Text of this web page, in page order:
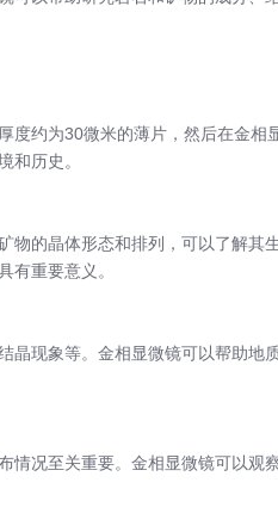
度约为30微米的薄片，然后在金
和历史。
的晶体形态和排列，可以了解其
有重要意义。
现象等。金相显微镜可以帮助地
况至关重要。金相显微镜可以观